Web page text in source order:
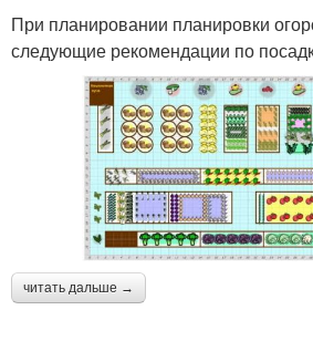
При планировании планировки
следующие рекомендации по
читать дальше →